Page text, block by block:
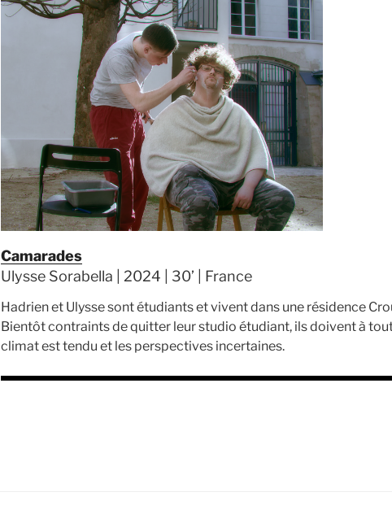
Camarades
Ulysse Sorabella | 2024 | 30’ | France
Hadrien et Ulysse sont étudiants et vivent dans une résidence
Bientôt contraints de quitter leur studio étudiant, ils doivent à
climat est tendu et les perspectives incertaines.